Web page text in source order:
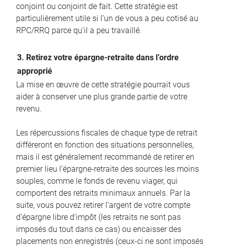
conjoint ou conjoint de fait. Cette stratégie est
particulièrement utile si l’un de vous a peu cotisé au
RPC/RRQ parce qu’il a peu travaillé.
3. Retirez votre épargne-retraite dans l’ordre
approprié
La mise en œuvre de cette stratégie pourrait vous
aider à conserver une plus grande partie de votre
revenu.
Les répercussions fiscales de chaque type de retrait
différeront en fonction des situations personnelles,
mais il est généralement recommandé de retirer en
premier lieu l’épargne-retraite des sources les moins
souples, comme le fonds de revenu viager, qui
comportent des retraits minimaux annuels. Par la
suite, vous pouvez retirer l’argent de votre compte
d’épargne libre d’impôt (les retraits ne sont pas
imposés du tout dans ce cas) ou encaisser des
placements non enregistrés (ceux-ci ne sont imposés